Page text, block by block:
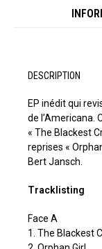
DESCRIPTION
EP inédit qui
de l’Americana.
« The Blackest
reprises «
Bert Jansch.
Tracklisting
Face A
1. The Blackest